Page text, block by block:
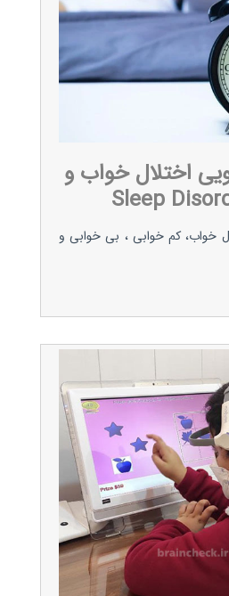
اختلال خواب و
خواب، کم خوابی ، بی خوابی و